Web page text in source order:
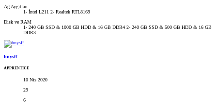
Ağ Aygıtları
1- İntel L211 2- Realtek RTL8169
Disk ve RAM
1- 240 GB SSD & 1000 GB HDD & 16 GB DDR4 2- 240 GB SSD & 500 GB HDD & 16 GB
DDR3
bnysff
APPRENTICE
10 Nis 2020
29
6